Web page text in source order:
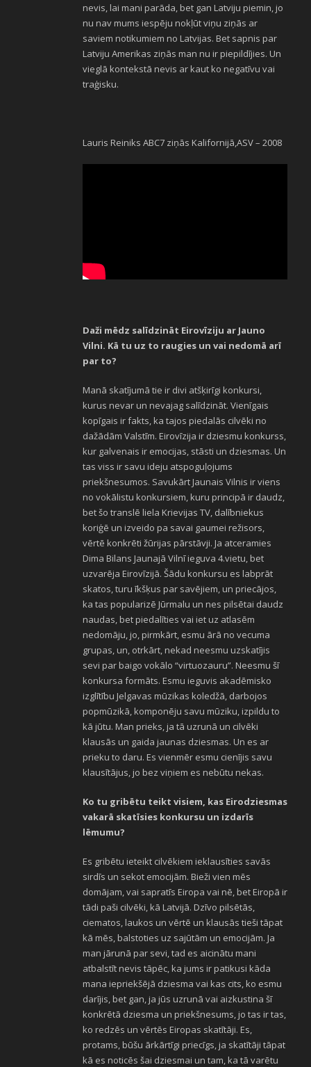
nevis, lai mani parāda, bet gan Latviju piemin, jo
nu nav mums iespēju nokļūt viņu ziņās ar
saviem notikumiem no Latvijas. Bet sapnis par
Latviju Amerikas ziņās man nu ir piepildījies. Un
vieglā kontekstā nevis ar kaut ko negatīvu vai
traģisku.
Lauris Reiniks ABC7 ziņās Kalifornijā,ASV – 2008
Daži mēdz salīdzināt Eirovīziju ar Jauno
Vilni. Kā tu uz to raugies un vai nedomā arī
par to?
Manā skatījumā tie ir divi atšķirīgi konkursi,
kurus nevar un nevajag salīdzināt. Vienīgais
kopīgais ir fakts, ka tajos piedalās cilvēki no
dažādām Valstīm. Eirovīzija ir dziesmu konkurss,
kur galvenais ir emocijas, stāsti un dziesmas. Un
tas viss ir savu ideju atspoguļojums
priekšnesumos. Savukārt Jaunais Vilnis ir viens
no vokālistu konkursiem, kuru principā ir daudz,
bet šo translē liela Krievijas TV, dalībniekus
koriģē un izveido pa savai gaumei režisors,
vērtē konkrēti žūrijas pārstāvji. Ja atceramies
Dima Bilans Jaunajā Vilnī ieguva 4.vietu, bet
uzvarēja Eirovīzijā. Šādu konkursu es labprāt
skatos, turu īkšķus par savējiem, un priecājos,
ka tas popularizē Jūrmalu un nes pilsētai daudz
naudas, bet piedalīties vai iet uz atlasēm
nedomāju, jo, pirmkārt, esmu ārā no vecuma
grupas, un, otrkārt, nekad neesmu uzskatījis
sevi par baigo vokālo “virtuozauru”. Neesmu šī
konkursa formāts. Esmu ieguvis akadēmisko
izglītību Jelgavas mūzikas koledžā, darbojos
popmūzikā, komponēju savu mūziku, izpildu to
kā jūtu. Man prieks, ja tā uzrunā un cilvēki
klausās un gaida jaunas dziesmas. Un es ar
prieku to daru. Es vienmēr esmu cienījis savu
klausītājus, jo bez viņiem es nebūtu nekas.
Ko tu gribētu teikt visiem, kas Eirodziesmas
vakarā skatīsies konkursu un izdarīs
lēmumu?
Es gribētu ieteikt cilvēkiem ieklausīties savās
sirdīs un sekot emocijām. Bieži vien mēs
domājam, vai sapratīs Eiropa vai nē, bet Eiropā ir
tādi paši cilvēki, kā Latvijā. Dzīvo pilsētās,
ciematos, laukos un vērtē un klausās tieši tāpat
kā mēs, balstoties uz sajūtām un emocijām. Ja
man jārunā par sevi, tad es aicinātu mani
atbalstīt nevis tāpēc, ka jums ir patikusi kāda
mana iepriekšējā dziesma vai kas cits, ko esmu
darījis, bet gan, ja jūs uzrunā vai aizkustina šī
konkrētā dziesma un priekšnesums, jo tas ir tas,
ko redzēs un vērtēs Eiropas skatītāji. Es,
protams, būšu ārkārtīgi priecīgs, ja skatītāji tāpat
kā es noticēs šai dziesmai un tam, ka tā varētu